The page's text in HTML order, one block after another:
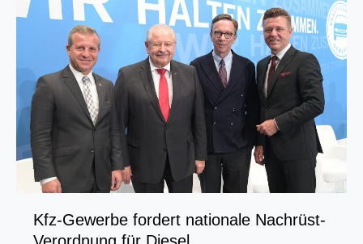
Metropole
zufrieden
Kfz-Gewerbe fordert nationale Nachrüst-